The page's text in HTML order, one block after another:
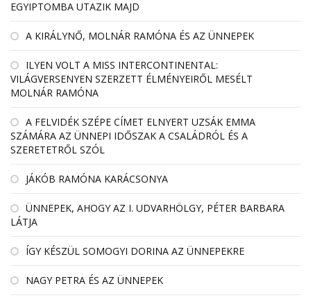
EGYIPTOMBA UTAZIK MAJD
A KIRÁLYNŐ, MOLNÁR RAMÓNA ÉS AZ ÜNNEPEK
ILYEN VOLT A MISS INTERCONTINENTAL:
VILÁGVERSENYEN SZERZETT ÉLMÉNYEIRŐL MESÉLT
MOLNÁR RAMÓNA
A FELVIDÉK SZÉPE CÍMET ELNYERT UZSÁK EMMA
SZÁMÁRA AZ ÜNNEPI IDŐSZAK A CSALÁDRÓL ÉS A
SZERETETRŐL SZÓL
JÁKÓB RAMÓNA KARÁCSONYA
ÜNNEPEK, AHOGY AZ I. UDVARHÖLGY, PÉTER BARBARA
LÁTJA
ÍGY KÉSZÜL SOMOGYI DORINA AZ ÜNNEPEKRE
NAGY PETRA ÉS AZ ÜNNEPEK